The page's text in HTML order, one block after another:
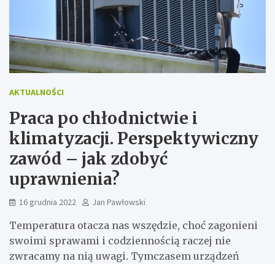
AKTUALNOŚCI
Praca po chłodnictwie i
klimatyzacji. Perspektywiczny
zawód – jak zdobyć
uprawnienia?
16 grudnia 2022 Jan Pawłowski
Temperatura otacza nas wszędzie, choć zagonieni
swoimi sprawami i codziennością raczej nie
zwracamy na nią uwagi. Tymczasem urządzeń